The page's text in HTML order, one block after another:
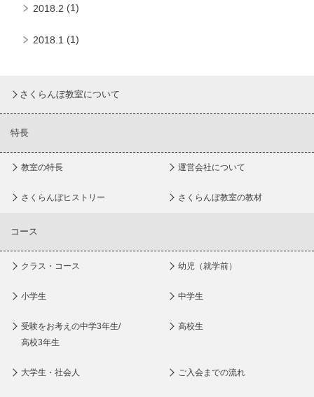
2018.2 (1)
2018.1 (1)
さくらんぼ教室について
特長
教室の特長 運営会社について
さくらんぼヒストリー さくらんぼ教室の教材
コース
クラス・コース 幼児（就学前）
小学生 中学生
受験をお考えの中学3年生/
高校3年生
高校生
大学生・社会人 ご入会までの流れ